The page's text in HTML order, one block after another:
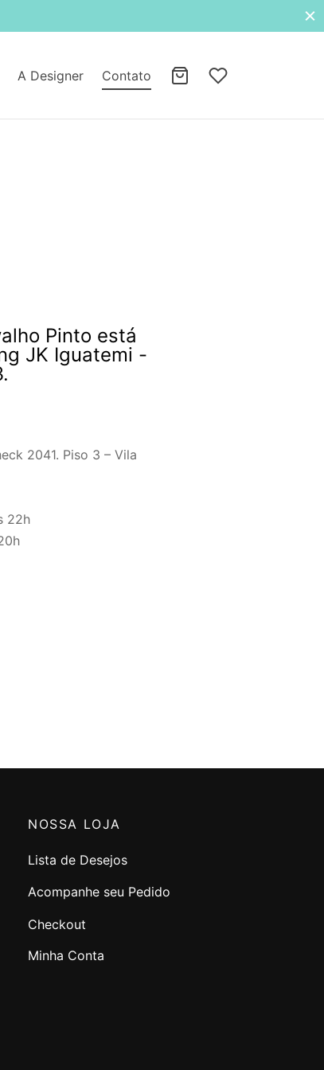
A Designer Contato
Pinto está
JK Iguatemi -
2041. Piso 3 – Vila
22h
NOSSA LOJA
Lista de Desejos
Acompanhe seu Pedido
Checkout
Minha Conta